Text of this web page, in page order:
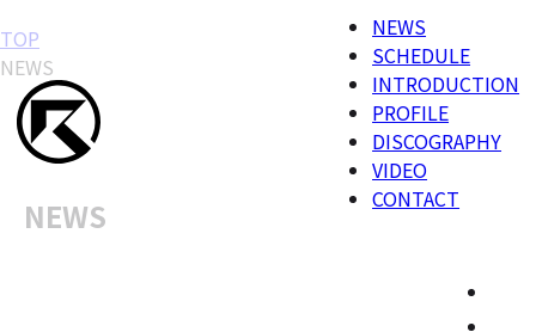
NEWS
SCHEDULE
INTRODUCTION
PROFILE
DISCOGRAPHY
VIDEO
CONTACT
TOP
NEWS
NEWS